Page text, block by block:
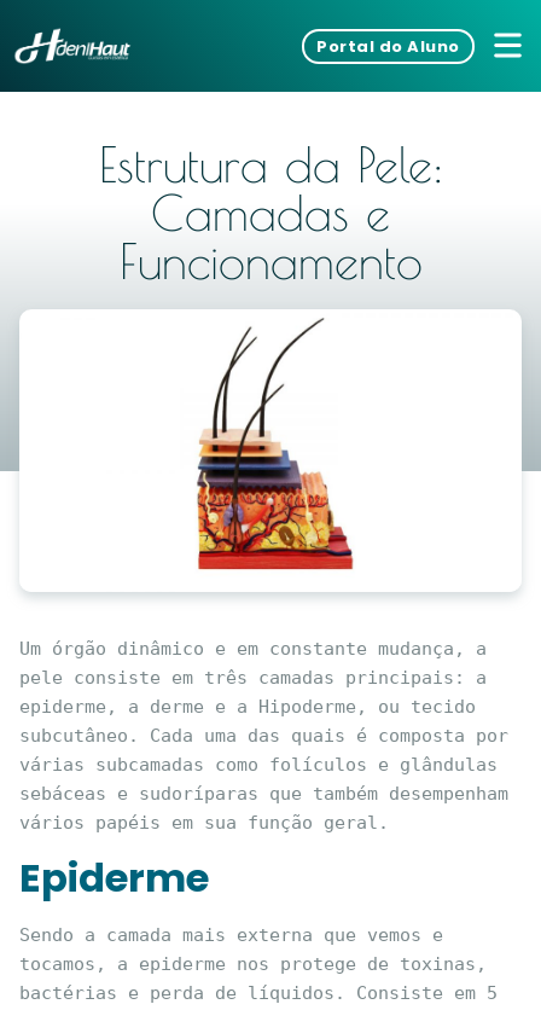
Portal do Aluno
Estrutura da Pele:
Camadas e
Funcionamento
Um órgão dinâmico e em constante mudança, a
pele consiste em três camadas principais: a
epiderme, a derme e a Hipoderme, ou tecido
subcutâneo. Cada uma das quais é composta por
várias subcamadas como folículos e glândulas
sebáceas e sudoríparas que também desempenham
vários papéis em sua função geral.
Epiderme
Sendo a camada mais externa que vemos e
tocamos, a epiderme nos protege de toxinas,
bactérias e perda de líquidos. Consiste em 5